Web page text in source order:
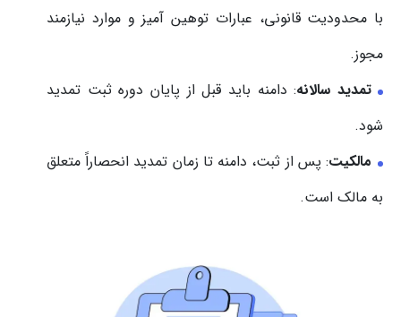
با محدودیت قانونی، عبارات توهین آمیز و موارد نیازمند
مجوز.
تمدید سالانه: دامنه باید قبل از پایان دوره ثبت تمدید
شود.
مالکیت: پس از ثبت، دامنه تا زمان تمدید انحصاراً متعلق
به مالک است.